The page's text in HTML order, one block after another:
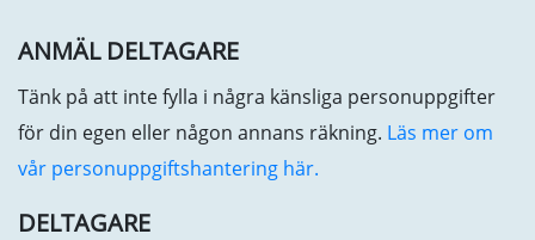
ANMÄL DELTAGARE
Tänk på att inte fylla i några känsliga personuppgifter
för din egen eller någon annans räkning. Läs mer om
vår personuppgiftshantering här.
DELTAGARE